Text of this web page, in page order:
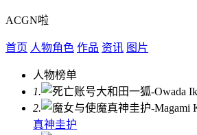
ACGN啦
首页 人物角色 作品 资讯 图片
人物榜单
1.
2.
真神圭护